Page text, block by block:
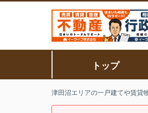
トップ
津田沼エリアの一戸建てや賃貸